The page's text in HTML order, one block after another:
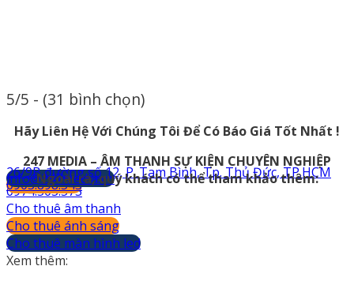
5/5 - (31 bình chọn)
Hãy Liên Hệ Với Chúng Tôi Để Có Báo Giá Tốt Nhất !
247 MEDIA – ÂM THANH SỰ KIỆN CHUYÊN NGHIỆP
0974.503.573
0903.898.545
info@247media.vn
26/9B đường số 12, P. Tam Bình, Tp. Thủ Đức, TP.HCM
Ngoài ra, quý khách có thể tham khảo thêm:
Cho thuê âm thanh
Cho thuê ánh sáng
Cho thuê màn hình led
Xem thêm: